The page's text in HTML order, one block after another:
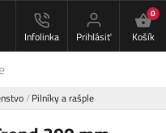
Infolinka Prihlásiť
0
Košík
Pilníky a rašple